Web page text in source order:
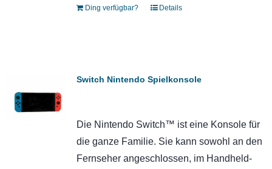
Ding verfügbar? Details
Switch Nintendo Spielkonsole
Die Nintendo Switch™ ist eine Konsole für
die ganze Familie. Sie kann sowohl an den
Fernseher angeschlossen, im Handheld-